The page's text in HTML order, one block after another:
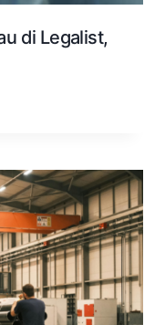
di Legalist,